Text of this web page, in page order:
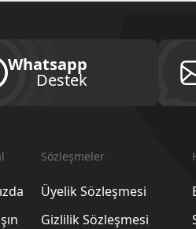
Whatsapp
Destek
Sözleşmeler
Üyelik Sözleşmesi
Gizlilik Sözleşmesi